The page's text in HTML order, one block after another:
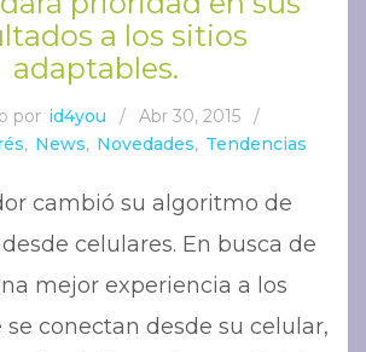
a los sitios
adaptables.
por id4you / Abr 30, 2015
/
, News, Novedades, Tendencias
cambió su algoritmo de
celulares. En busca de
mejor experiencia a los
se conectan desde su celular,